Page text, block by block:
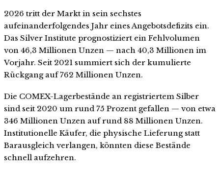
2026 tritt der Markt in sein sechstes
aufeinanderfolgendes Jahr eines Angebotsdefizits ein.
Das Silver Institute prognostiziert ein Fehlvolumen
von 46,3 Millionen Unzen — nach 40,3 Millionen im
Vorjahr. Seit 2021 summiert sich der kumulierte
Rückgang auf 762 Millionen Unzen.
Die COMEX-Lagerbestände an registriertem Silber
sind seit 2020 um rund 75 Prozent gefallen — von etwa
346 Millionen Unzen auf rund 88 Millionen Unzen.
Institutionelle Käufer, die physische Lieferung statt
Barausgleich verlangen, könnten diese Bestände
schnell aufzehren.